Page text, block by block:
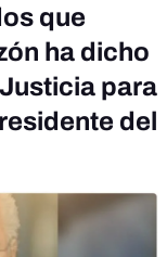
que
ha dicho
para
del